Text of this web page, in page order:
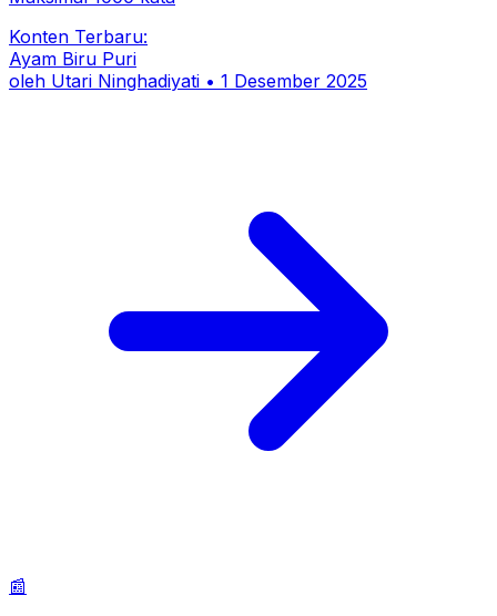
Konten Terbaru:
Ayam Biru Puri
oleh Utari Ninghadiyati • 1 Desember 2025
📰